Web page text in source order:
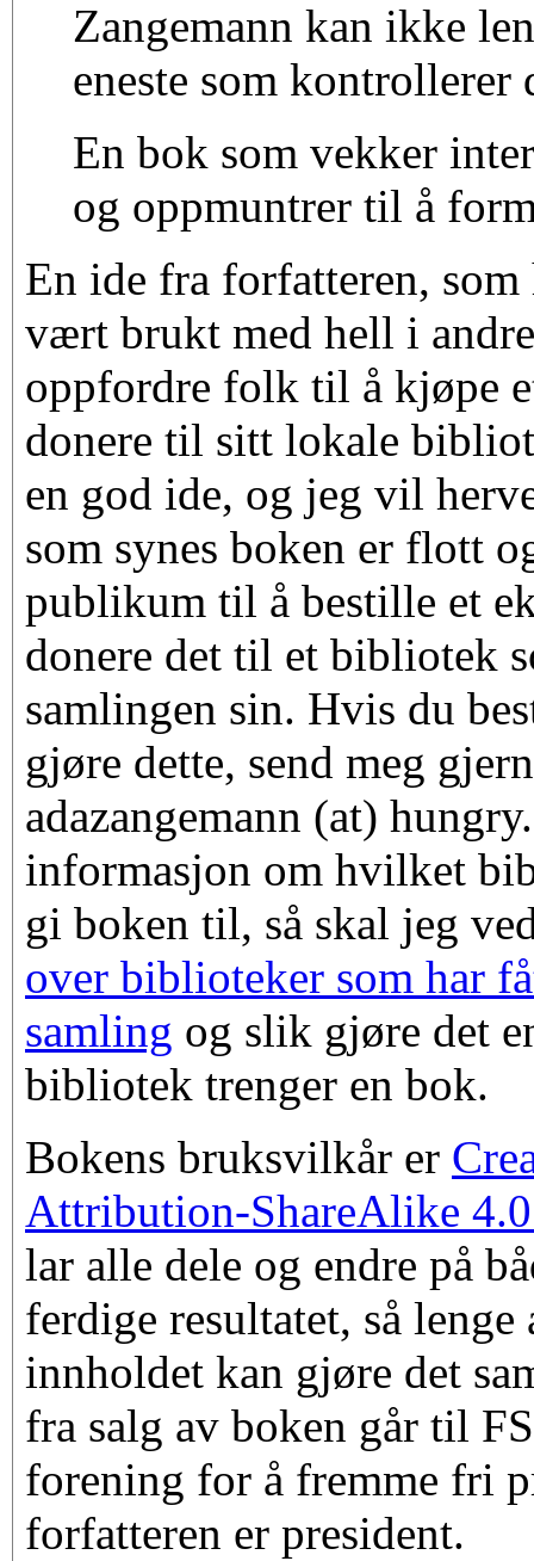
Zangemann kan ikke
eneste som kontrollerer
En bok som vekker
og oppmuntrer til å
En ide fra forfatteren,
vært brukt med hell i
oppfordre folk til å kjøpe
donere til sitt lokale
en god ide, og jeg vil
som synes boken er flott
publikum til å bestille et
donere det til et bibliotek
samlingen sin. Hvis du
gjøre dette, send meg
adazangemann (at)
informasjon om hvilket
gi boken til, så skal jeg
over biblioteker som har
samling og slik gjøre det
bibliotek trenger en bok.
Bokens bruksvilkår er
Attribution-ShareAlike
lar alle dele og endre på
ferdige resultatet, så
innholdet kan gjøre det
fra salg av boken går til
forening for å fremme fri
forfatteren er president.